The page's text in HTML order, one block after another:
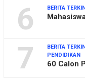
6 BERITA
7 BERITA
PENDIDIKAN
60 Calon